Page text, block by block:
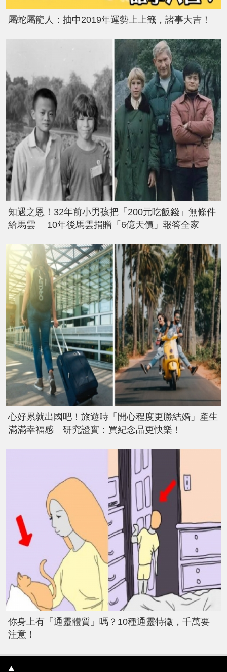
屬蛇屬龍人：抽中2019年運勢上上籤，諸事大吉！
知遇之恩！32年前小男孩把「200元吃飯錢」無條件
給馬雲 10年後馬雲捐贈「6億天價」報答全家
心好累就出國吧！旅遊時「開心程度更勝結婚」產生
滿滿幸福感 研究證實：買紀念品更快樂！
你身上有「通靈體質」嗎？10種通靈特徵，千萬要
注意！